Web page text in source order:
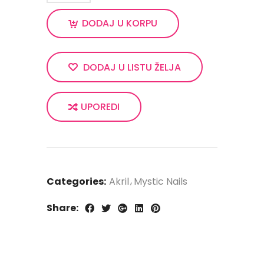
DODAJ U KORPU
DODAJ U LISTU ŽELJA
UPOREDI
Categories: Akril Mystic Nails
Share: